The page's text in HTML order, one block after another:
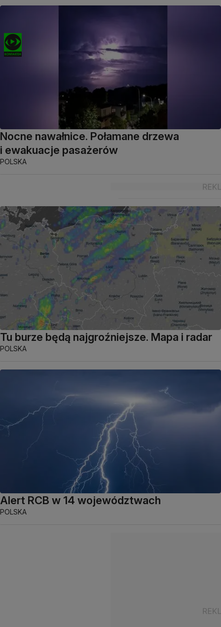
Nocne nawałnice. Połamane drzewa
i ewakuacje pasażerów
POLSKA
Tu burze będą najgroźniejsze. Mapa i radar
POLSKA
Alert RCB w 14 województwach
POLSKA